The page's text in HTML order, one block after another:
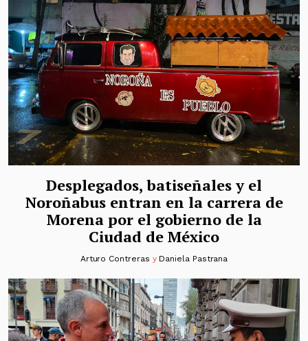
Desplegados, batiseñales y el
Noroñabus entran en la carrera de
Morena por el gobierno de la
Ciudad de México
Arturo Contreras y Daniela Pastrana